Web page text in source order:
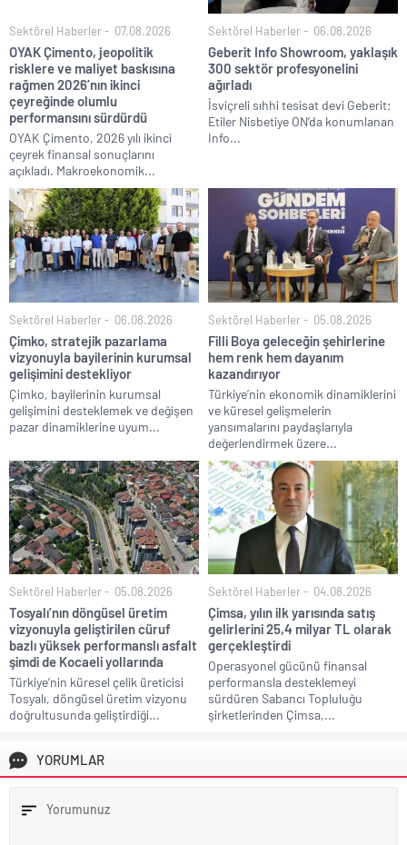
Sektörel Haberler 07.08.2026
OYAK Çimento, jeopolitik
risklere ve maliyet baskısına
rağmen 2026’nın ikinci
çeyreğinde olumlu
performansını sürdürdü
OYAK Çimento, 2026 yılı ikinci
çeyrek finansal sonuçlarını
açıkladı. Makroekonomik...
Sektörel Haberler 06.08.2026
Geberit Info Showroom, yaklaşık
300 sektör profesyonelini
ağırladı
İsviçreli sıhhi tesisat devi Geberit;
Etiler Nisbetiye ON’da konumlanan
Info...
Sektörel Haberler 06.08.2026
Çimko, stratejik pazarlama
vizyonuyla bayilerinin kurumsal
gelişimini destekliyor
Çimko, bayilerinin kurumsal
gelişimini desteklemek ve değişen
pazar dinamiklerine uyum...
Sektörel Haberler 05.08.2026
Filli Boya geleceğin şehirlerine
hem renk hem dayanım
kazandırıyor
Türkiye’nin ekonomik dinamiklerini
ve küresel gelişmelerin
yansımalarını paydaşlarıyla
değerlendirmek üzere...
Sektörel Haberler 05.08.2026
Tosyalı’nın döngüsel üretim
vizyonuyla geliştirilen cüruf
bazlı yüksek performanslı asfalt
şimdi de Kocaeli yollarında
Türkiye’nin küresel çelik üreticisi
Tosyalı, döngüsel üretim vizyonu
doğrultusunda geliştirdiği...
Sektörel Haberler 04.08.2026
Çimsa, yılın ilk yarısında satış
gelirlerini 25,4 milyar TL olarak
gerçekleştirdi
Operasyonel gücünü finansal
performansla desteklemeyi
sürdüren Sabancı Topluluğu
şirketlerinden Çimsa,...
YORUMLAR